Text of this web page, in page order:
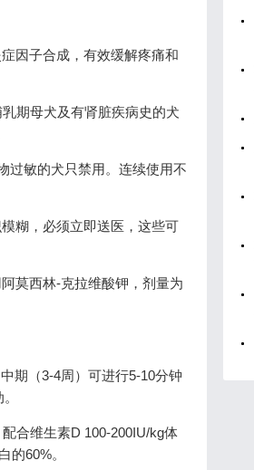
因子合成，有效缓解疼痛和
期母犬及有肾脏疾病史的犬
过敏的犬只禁用。连续使用不
糊，必须立即送医，这些可
莫西林-克拉维酸钾，剂量为
期（3-4周）可进行5-10分钟
合维生素D 100-200IU/kg体
的60%。